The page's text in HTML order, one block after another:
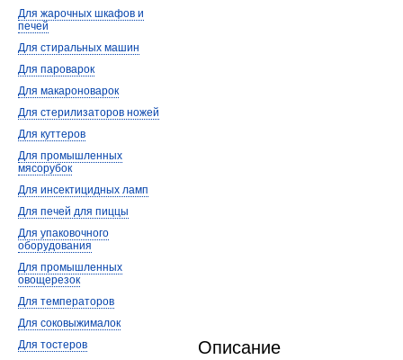
Описание
Для жарочных шкафов и
печей
Для стиральных машин
Для пароварок
Для макароноварок
Для стерилизаторов ножей
Для куттеров
Для промышленных
мясорубок
Для инсектицидных ламп
Для печей для пиццы
Для упаковочного
оборудования
Для промышленных
овощерезок
Для температоров
Для соковыжималок
Для тостеров